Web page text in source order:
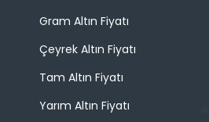
Gram Altın Fiyatı
Çeyrek Altın Fiyatı
Tam Altın Fiyatı
Yarım Altın Fiyatı